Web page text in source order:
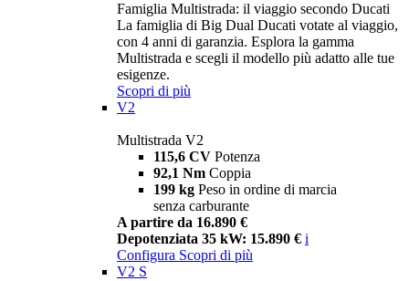
Famiglia Multistrada: il viaggio secondo Ducati
La famiglia di Big Dual Ducati votate al viaggio,
con 4 anni di garanzia. Esplora la gamma
Multistrada e scegli il modello più adatto alle tue
esigenze.
Scopri di più
V2
Multistrada V2
115,6 CV Potenza
92,1 Nm Coppia
199 kg Peso in ordine di marcia
senza carburante
A partire da 16.890 €
Depotenziata 35 kW: 15.890 € i
Configura Scopri di più
V2 S